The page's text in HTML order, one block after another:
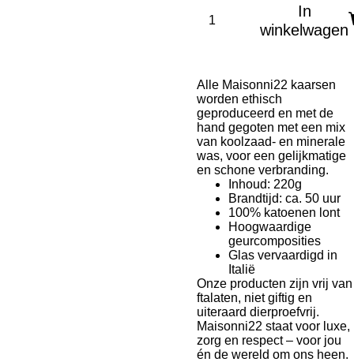
In
winkelwagen
Alle Maisonni22 kaarsen
worden ethisch
geproduceerd en met de
hand gegoten met een mix
van koolzaad- en minerale
was, voor een gelijkmatige
en schone verbranding.
Inhoud: 220g
Brandtijd: ca. 50 uur
100% katoenen lont
Hoogwaardige
geurcomposities
Glas vervaardigd in
Italië
Onze producten zijn vrij van
ftalaten, niet giftig en
uiteraard dierproefvrij.
Maisonni22 staat voor luxe,
zorg en respect – voor jou
én de wereld om ons heen.